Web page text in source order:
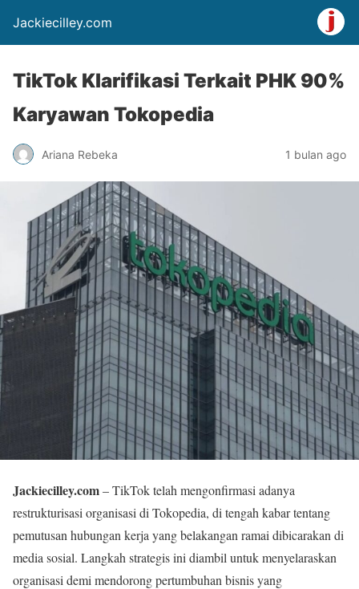
Jackiecilley.com
TikTok Klarifikasi Terkait PHK 90%
Karyawan Tokopedia
Ariana Rebeka 1 bulan ago
Jackiecilley.com– TikTok telah mengonfirmasi adanya
restrukturisasi organisasi di Tokopedia, di tengah kabar tentang
pemutusan hubungan kerja yang belakangan ramai dibicarakan di
media sosial. Langkah strategis ini diambil untuk menyelaraskan
organisasi demi mendorong pertumbuhan bisnis yang